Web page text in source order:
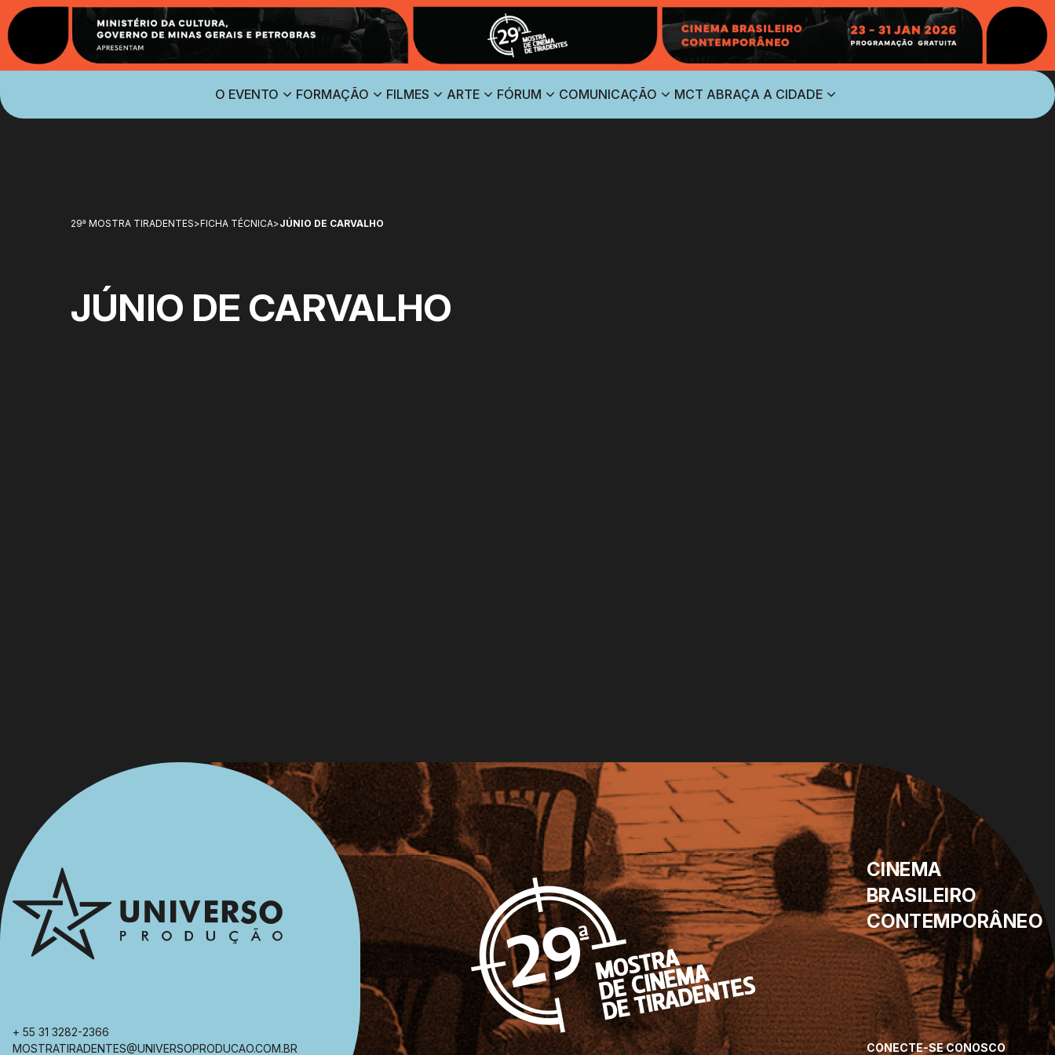
O EVENTO FORMAÇÃO FILMES ARTE FÓRUM COMUNICAÇÃO MCT ABRAÇA A CIDADE
29ª MOSTRA TIRADENTES>FICHA TÉCNICA>JÚNIO DE CARVALHO
JÚNIO DE CARVALHO
+ 55 31 3282-2366
MOSTRATIRADENTES@UNIVERSOPRODUCAO.COM.BR
CONECTE-SE CONOSCO
CINEMA
BRASILEIRO
CONTEMPORÂNEO